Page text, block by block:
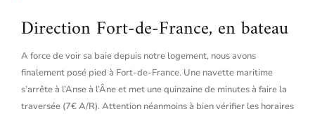
Direction Fort-de-France, en bateau
A force de voir sa baie depuis notre logement, nous avons
finalement posé pied à Fort-de-France. Une navette maritime
s’arrête à l’Anse à l’Âne et met une quinzaine de minutes à faire la
traversée (7€ A/R). Attention néanmoins à bien vérifier les horaires